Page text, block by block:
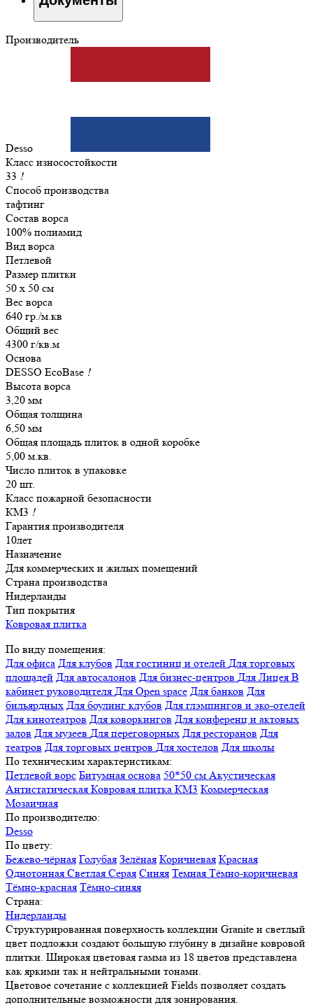
Производитель
Desso
Класс износостойкости
33 !
Способ производства
тафтинг
Состав ворса
100% полиамид
Вид ворса
Петлевой
Размер плитки
50 х 50 см
Вес ворса
640 гр./м.кв
Общий вес
4300 г/кв.м
Основа
DESSO EcoBase !
Высота ворса
3,20 мм
Общая толщина
6,50 мм
Общая площадь плиток в одной коробке
5,00 м.кв.
Число плиток в упаковке
20 шт.
Класс пожарной безопасности
КМ3 !
Гарантия производителя
10лет
Назначение
Для коммерческих и жилых помещений
Страна производства
Нидерланды
Тип покрытия
Ковровая плитка
По виду помещения:
Для офиса Для клубов Для гостиниц и отелей Для торговых
площадей Для автосалонов Для бизнес-центров Для Лицея В
кабинет руководителя Для Open space Для банков Для
бильярдных Для боулинг клубов Для глэмпингов и эко-отелей
Для кинотеатров Для коворкингов Для конференц и актовых
залов Для музеев Для переговорных Для ресторанов Для
театров Для торговых центров Для хостелов Для школы
По техническим характеристикам:
Петлевой ворс Битумная основа 50*50 см Акустическая
Антистатическая Ковровая плитка КМ3 Коммерческая
Мозаичная
По производителю:
Desso
По цвету:
Бежево-чёрная Голубая Зелёная Коричневая Красная
Однотонная Светлая Серая Синяя Темная Тёмно-коричневая
Тёмно-красная Тёмно-синяя
Страна:
Нидерланды
Структурированная поверхность коллекции Granite и светлый
цвет подложки создают большую глубину в дизайне ковровой
плитки. Широкая цветовая гамма из 18 цветов представлена
как яркими так и нейтральными тонами.
Цветовое сочетание с коллекцией Fields позволяет создать
дополнительные возможности для зонирования.